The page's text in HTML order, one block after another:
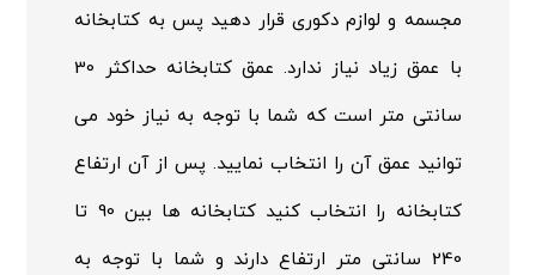
مجسمه و لوازم دکوری قرار دهید پس به کتابخانه
با عمق زیاد نیاز ندارد. عمق کتابخانه حداکثر 30
سانتی متر است که شما با توجه به نیاز خود می
توانید عمق آن را انتخاب نمایید. پس از آن ارتفاع
کتابخانه را انتخاب کنید کتابخانه ها بین 90 تا
240 سانتی متر ارتفاع دارند و شما با توجه به